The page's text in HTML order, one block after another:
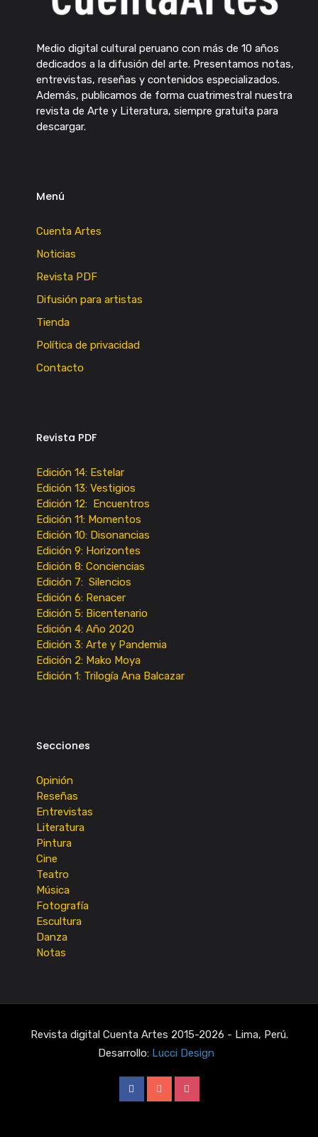
Medio digital cultural peruano con más de 10 años
dedicados a la difusión del arte. Presentamos notas,
entrevistas, reseñas y contenidos especializados.
Además, publicamos de forma cuatrimestral nuestra
revista de Arte y Literatura, siempre gratuita para
descargar.
Menú
Cuenta Artes
Noticias
Revista PDF
Difusión para artistas
Tienda
Política de privacidad
Contacto
Revista PDF
Edición 14: Estelar
Edición 13: Vestigios
Edición 12: Encuentros
Edición 11: Momentos
Edición 10: Disonancias
Edición 9: Horizontes
Edición 8: Conciencias
Edición 7: Silencios
Edición 6: Renacer
Edición 5: Bicentenario
Edición 4: Año 2020
Edición 3: Arte y Pandemia
Edición 2: Mako Moya
Edición 1: Trilogía Ana Balcazar
Secciones
Opinión
Reseñas
Entrevistas
Literatura
Pintura
Cine
Teatro
Música
Fotografía
Escultura
Danza
Notas
Revista digital Cuenta Artes 2015-2026 - Lima, Perú.
Desarrollo: Lucci Design